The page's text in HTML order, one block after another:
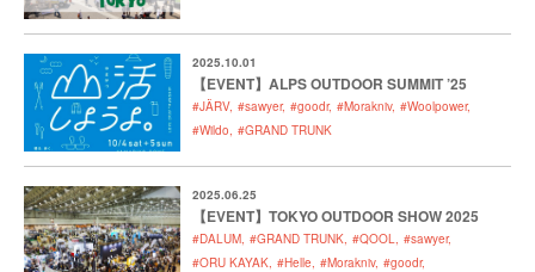
2025.10.01
【EVENT】ALPS OUTDOOR SUMMIT ’25
#JÄRV #sawyer #goodr #Morakniv #Woolpower
#Wildo #GRAND TRUNK
2025.06.25
【EVENT】TOKYO OUTDOOR SHOW 2025
#DALUM #GRAND TRUNK #QOOL
#sawyer
#ORU KAYAK #Helle #Morakniv #goodr